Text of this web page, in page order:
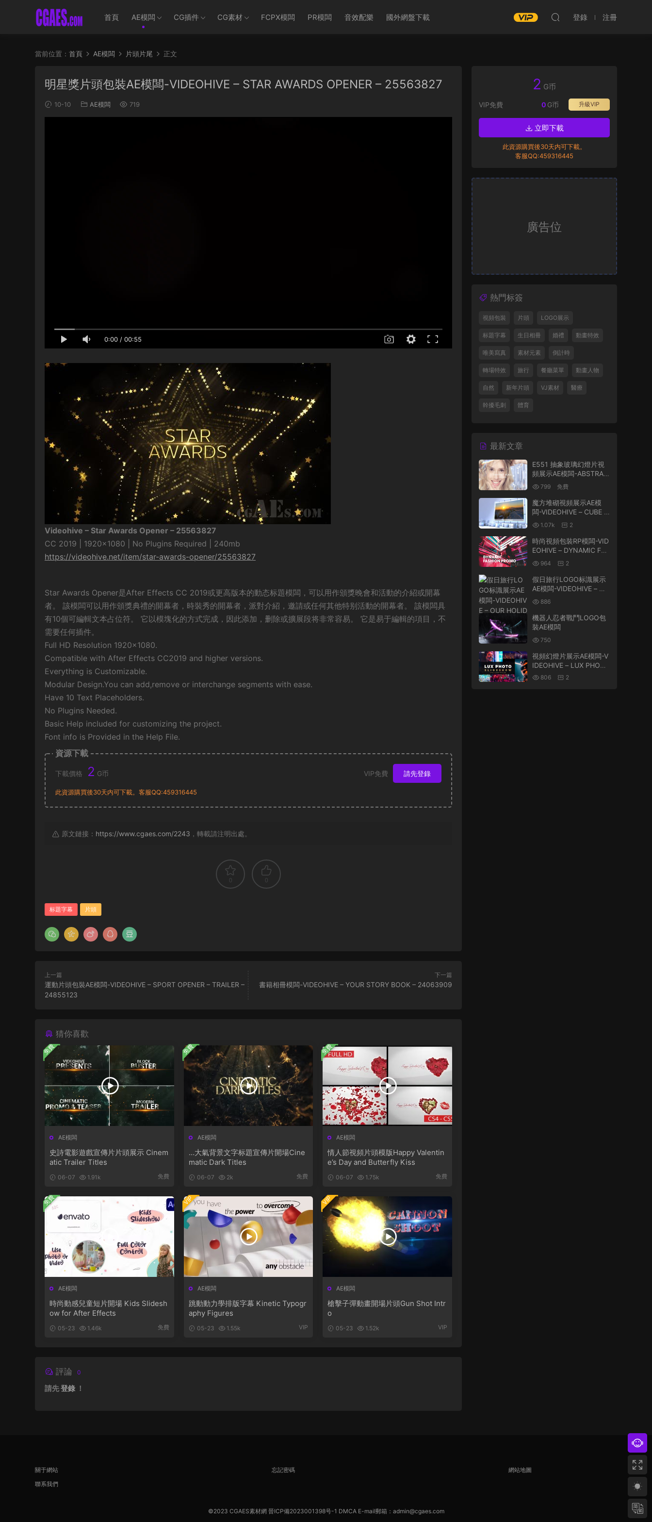
首頁 AE模闆 CG插件 CG素材 FCPX模闆 PR模闆 音效配樂 國外網盤下載 登錄 注冊
當前位置： 首頁 AE模闆 片頭片尾 正文
明星獎片頭包裝AE模闆-VIDEOHIVE – STAR AWARDS OPENER – 25563827
10-10 AE模闆 719
0:00 / 00:55
Videohive – Star Awards Opener – 25563827
CC 2019 | 1920×1080 | No Plugins Required | 240mb
https://videohive.net/item/star-awards-opener/25563827
Star Awards Opener是After Effects CC 2019或更高版本的動态标題模闆，可以用作頒獎晚會和活動的介紹或開幕
者。 該模闆可以用作頒獎典禮的開幕者，時裝秀的開幕者，派對介紹，邀請或任何其他特别活動的開幕者。 該模闆具
有10個可編輯文本占位符。 它以模塊化的方式完成，因此添加，删除或擴展段将非常容易。 它是易于編輯的項目，不
需要任何插件。
Full HD Resolution 1920×1080.
Compatible with After Effects CC2019 and higher versions.
Everything is Customizable.
Modular Design.You can add,remove or interchange segments with ease.
Have 10 Text Placeholders.
No Plugins Needed.
Basic Help included for customizing the project.
Font info is Provided in the Help File.
資源下載
下載價格 2 G币 VIP免費 請先登錄
此資源購買後30天内可下載。客服QQ:459316445
原文鏈接： https://www.cgaes.com/2243 ，轉載請注明出處。
0 0
标題字幕 片頭
上一篇
運動片頭包裝AE模闆-VIDEOHIVE – SPORT OPENER – TRAILER –
24855123
下一篇
書籍相冊模闆-VIDEOHIVE – YOUR STORY BOOK – 24063909
猜你喜歡
AE模闆
史詩電影遊戲宣傳片片頭展示 Cinem
atic Trailer Titles
06-07 1.91k 免費
免費
AE模闆
…大氣背景文字标題宣傳片開場Cine
matic Dark Titles
06-07 2k 免費
免費
AE模闆
情人節視頻片頭模版Happy Valentin
e’s Day and Butterfly Kiss
06-07 1.75k 免費
免費
AE模闆
時尚動感兒童短片開場 Kids Slidesh
ow for After Effects
05-23 1.46k 免費
免費
AE模闆
跳動動力學排版字幕 Kinetic Typogr
aphy Figures
05-23 1.55k VIP
VIP
AE模闆
槍擊子彈動畫開場片頭Gun Shot Intr
o
05-23 1.52k VIP
VIP
評論 0
請先登錄 ！
2 G币
VIP免費 升級VIP
0 G币
立即下載
此資源購買後30天内可下載。
客服QQ:459316445
廣告位
熱門标簽
視頻包裝 片頭 LOGO展示
标題字幕 生日相冊 婚禮 動畫特效
唯美寫真 素材元素 倒計時
轉場特效 旅行 餐廳菜單 動畫人物
自然 新年片頭 VJ素材 醫療
幹擾毛刺 體育
最新文章
E551 抽象玻璃幻燈片視
頻展示AE模闆-ABSTRAC
T GLASS SLIDES
799 免費
魔方堆砌視頻展示AE模
闆-VIDEOHIVE – CUBE A
SSEMBLY 147058
1.07k 2
時尚視頻包裝RP模闆-VID
EOHIVE – DYNAMIC FAS
HION PROMO – 234992
10
964 2
假日旅行LOGO标識展示
AE模闆-VIDEOHIVE – OU
R HOLIDAY MODULAR L
OGO REVEAL – 232307
44
886
機器人忍者戰鬥LOGO包
裝AE模闆
750
視頻幻燈片展示AE模闆-V
IDEOHIVE – LUX PHOTO
& VIDEO SLIDESHOW 4
806 2
關于網站
聯系我們
忘記密碼 網站地圖
©2023 CGAES素材網 晉ICP備2023001398号-1 DMCAE-mail郵箱：admin@cgaes.com